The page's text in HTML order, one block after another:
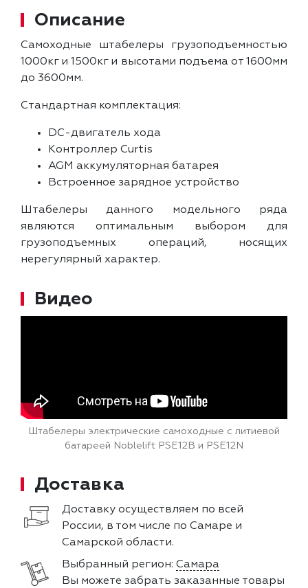
Описание
Самоходные штабелеры грузоподъемностью
1000кг и 1500кг и высотами подъема от 1600мм
до 3600мм.
Cтандартная комплектация:
DС-двигатель хода
Контроллер Curtis
AGM аккумуляторная батарея
Встроенное зарядное устройство
Штабелеры данного модельного ряда
являются оптимальным выбором для
грузоподъемных операций, носящих
нерегулярный характер.
Видео
Штабелеры электрические самоходные с литиевой
батареей Noblelift PSE12B и PSE12N
Доставка
Доставку осуществляем по всей
России, в том числе по Самаре и
Самарской области.
Выбранный регион: Самара
Вы можете забрать заказанные товары